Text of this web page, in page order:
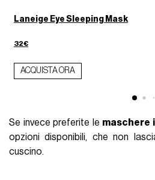
Laneige Eye Sleeping Mask
32€
ACQUISTA ORA
Se invece preferite le maschere
opzioni disponibili, che non
cuscino.